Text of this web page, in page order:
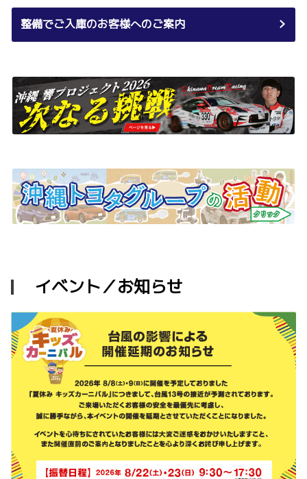
整備でご入庫のお客様へのご案内
イベント／お知らせ